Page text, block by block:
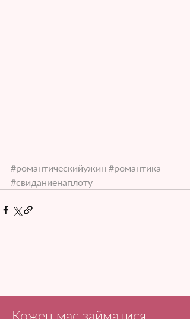
#романтическийужин #романтика
#свиданиенаплоту
Кожен має займатися